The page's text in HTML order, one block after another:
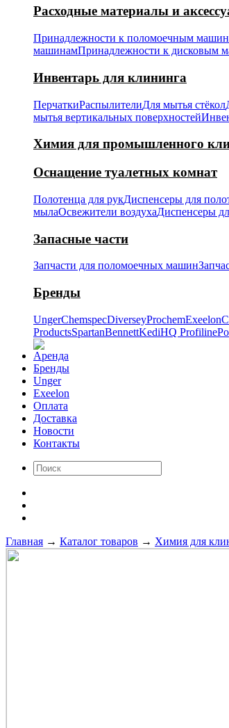
Расходные материалы и
Принадлежности к поломоечным
машинамПринадлежности к дисковым
Инвентарь для клининга
ПерчаткиРаспылителиДля мытья стёкол
мытья вертикальных поверхностей
Химия для промышленного
Оснащение туалетных комнат
Полотенца для рукДиспенсеры для
мылаОсвежители воздухаДиспенсеры
Запасные части
Запчасти для поломоечных машин
Бренды
UngerChemspecDiverseyProchemExeelon
ProductsSpartanBennettKediHQ Profiline
Аренда
Бренды
Unger
Exeelon
Оплата
Доставка
Новости
Контакты
Главная → Каталог товаров → Химия для